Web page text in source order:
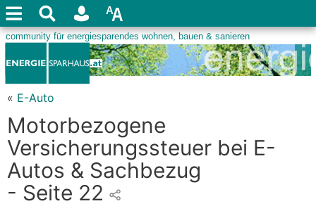
« E-Auto
Motorbezogene
Versicherungssteuer bei E-
Autos & Sachbezug
- Seite 22